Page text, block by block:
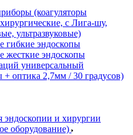
(коагуляторы
с Лига-шу,
ультразвуковые)
гибкие эндоскопы
жесткие эндоскопы
универсальный
+ оптика 2,7мм / 30 градусов)
эндоскопии и хирургии
оборудование)